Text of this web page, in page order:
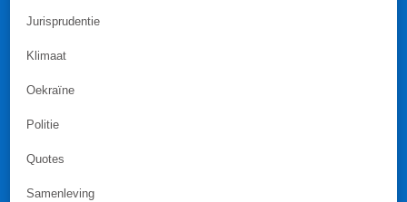
Jurisprudentie
Klimaat
Oekraïne
Politie
Quotes
Samenleving